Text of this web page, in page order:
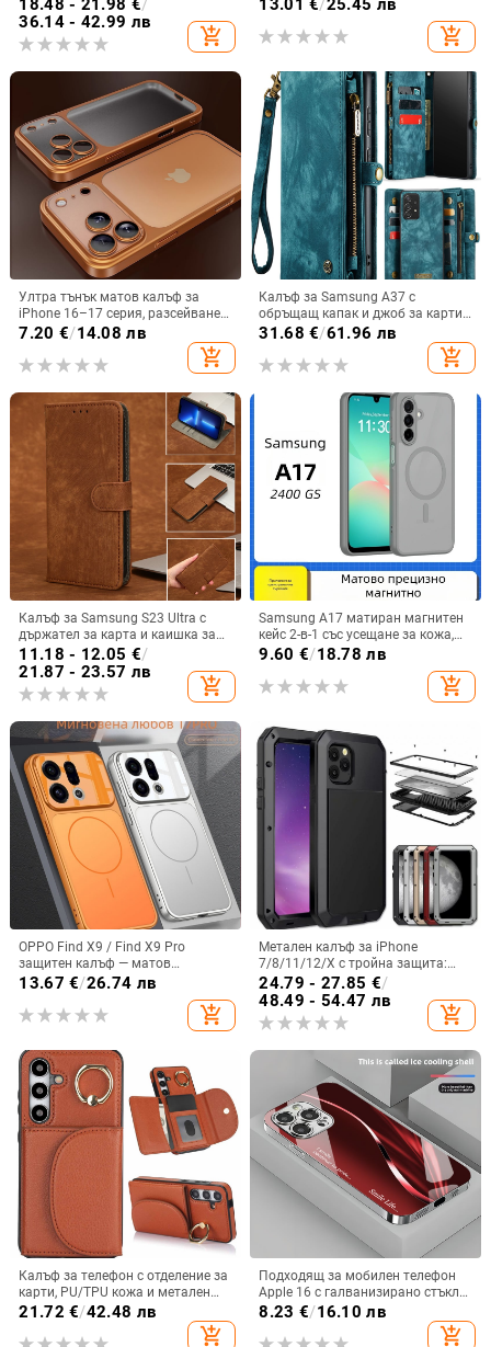
корейски стил
18.48 - 21.98 €/
36.14 - 42.99 лв
add_shopping_cart
13.01 €/25.45 лв
add_shopping_cart
Ултра тънък матов калъф за
iPhone 16–17 серия, разсейване
на топлината, пълно покритие,
удароустойчив и устойчив на
отпечатъци
7.20 €/14.08 лв
add_shopping_cart
Калъф за Samsung A37 с
обръщащ капак и джоб за карти,
защита от падане, A16 джоб за
магнитно затваряне
31.68 €/61.96 лв
add_shopping_cart
Калъф за Samsung S23 Ultra с
държател за карта и каишка за
през врата
11.18 - 12.05 €/
21.87 - 23.57 лв
add_shopping_cart
Samsung A17 матиран магнитен
кейс 2-в-1 със усещане за кожа,
удароустойчива обвивка от
червено, лилаво, синьо, черно
9.60 €/18.78 лв
add_shopping_cart
OPPO Find X9 / Find X9 Pro
защитен калъф — матов
пластмасов, минималистичен
стил, против изпускане, магнитно
зареждане, възможност за
13.67 €/26.74 лв
add_shopping_cart
Метален калъф за iPhone
7/8/11/12/X с тройна защита:
удароустойчив, прахоустойчив и
запечатан
24.79 - 27.85 €/
48.49 - 54.47 лв
add_shopping_cart
Калъф за телефон с отделение за
карти, PU/TPU кожа и метален
пръстен; ръчна изработка,
против изпускане, за Samsung
21.72 €/42.48 лв
add_shopping_cart
Подходящ за мобилен телефон
Apple 16 с галванизирано стъкло
и ослепителна течаща светлина,
семпъл iPhone 17 Pro, модерен и
лек луксозен 14 Plus.
8.23 €/16.10 лв
add_shopping_cart